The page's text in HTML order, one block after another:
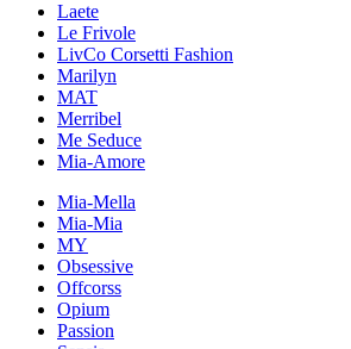
Laete
Le Frivole
LivCo Corsetti Fashion
Marilyn
MAT
Merribel
Me Seduce
Mia-Amore
Mia-Mella
Mia-Mia
MY
Obsessive
Offcorss
Opium
Passion